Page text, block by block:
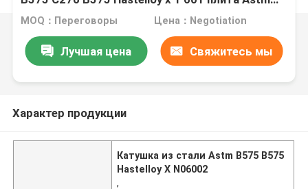
B443 Inconel 625
MOQ：Переговоры Цена：Negotiation
Лучшая цена Свяжитесь мы
Характер продукции
Катушка из стали Astm B575 B575
Hastelloy X N06002
,